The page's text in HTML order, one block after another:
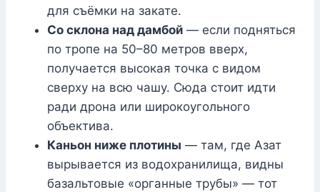
для съёмки на закате.
Со склона над дамбой — если подняться
по тропе на 50–80 метров вверх,
получается высокая точка с видом
сверху на всю чашу. Сюда стоит идти
ради дрона или широкоугольного
объектива.
Каньон ниже плотины — там, где Азат
вырывается из водохранилища, видны
базальтовые «органные трубы» — тот